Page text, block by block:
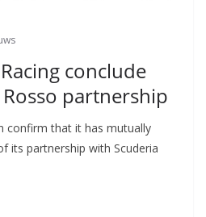
conclude
partnership
confirm that it has mutually
its partnership with Scuderia